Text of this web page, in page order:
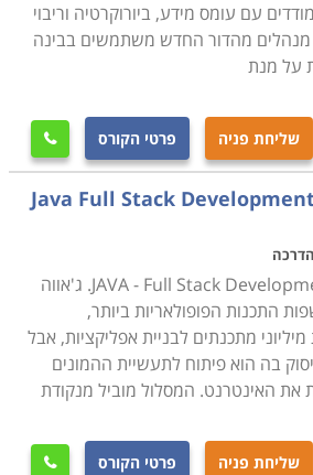
עם עומס מידע, ביורוקרטיה וריבוי
מהדור החדש משתמשים בבינה
על מנת
שליחת פניה פרטי הקורס 
הדרכה
קורס JAVA - Full Stack Development. ג'אווה
התכנות הפופולאריות ביותר,
מתכנתים לבניית אפליקציות, אבל
בה הוא פיתוח לתעשיית ההמונים
את האינטרנט. המסלול מוביל מנקודת
שליחת פניה פרטי הקורס 